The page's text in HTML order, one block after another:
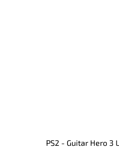
PS2 - Guitar Hero 3